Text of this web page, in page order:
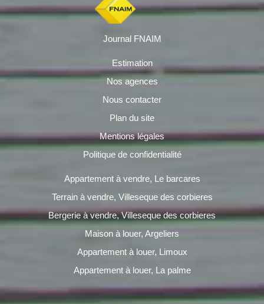
Journal FNAIM
Estimation
Nos agences
Nous contacter
Plan du site
Mentions légales
Politique de confidentialité
Appartement à vendre, Le barcares
Terrain à vendre, Villeseque des corbieres
Bergerie à vendre, Villeseque des corbieres
Maison à louer, Argeliers
Appartement à louer, Limoux
Appartement à louer, La palme